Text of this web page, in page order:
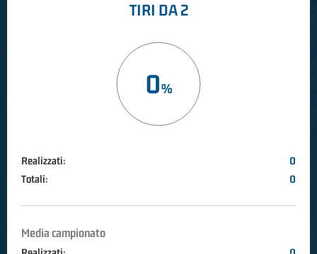
TIRI DA 2
0
Realizzati:
0
Totali:
0
Media campionato